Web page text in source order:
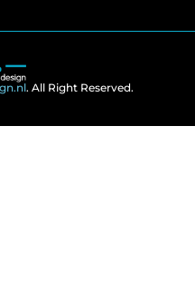
. All Right Reserved.